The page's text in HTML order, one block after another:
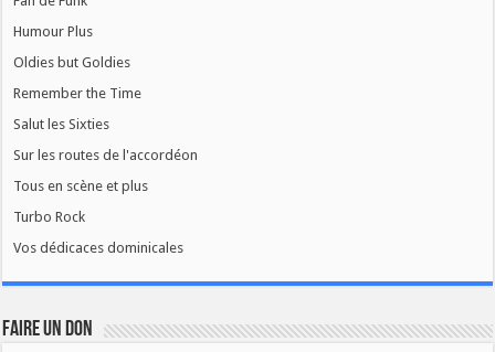
Humour Plus
Oldies but Goldies
Remember the Time
Salut les Sixties
Sur les routes de l'accordéon
Tous en scène et plus
Turbo Rock
Vos dédicaces dominicales
FAIRE UN DON